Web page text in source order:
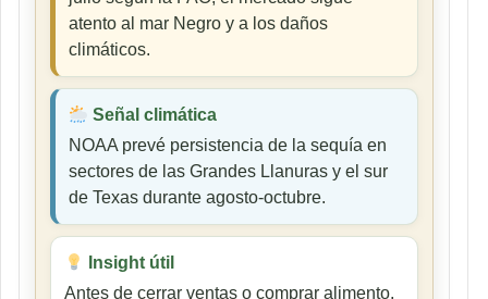
atento al mar Negro y a los daños
climáticos.
Señal climática
NOAA prevé persistencia de la sequía en
sectores de las Grandes Llanuras y el sur
de Texas durante agosto-octubre.
Insight útil
Antes de cerrar ventas o comprar alimento,